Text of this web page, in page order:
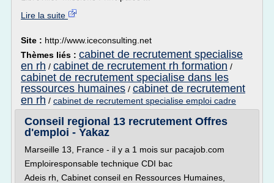
Lire la suite
Site : http://www.iceconsulting.net
Thèmes liés : cabinet de recrutement specialise
en rh / cabinet de recrutement rh formation /
cabinet de recrutement specialise dans les
ressources humaines / cabinet de recrutement
en rh / cabinet de recrutement specialise emploi cadre
Conseil regional 13 recrutement Offres
d'emploi - Yakaz
Marseille 13, France - il y a 1 mois sur pacajob.com
Emploiresponsable technique CDI bac
Adeis rh, Cabinet conseil en Ressources Humaines,